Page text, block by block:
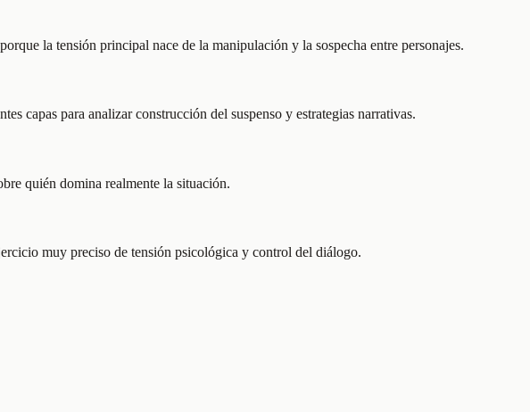
la tensión principal nace de la manipulación y la sospecha entre personajes.
capas para analizar construcción del suspenso y estrategias narrativas.
quién domina realmente la situación.
muy preciso de tensión psicológica y control del diálogo.